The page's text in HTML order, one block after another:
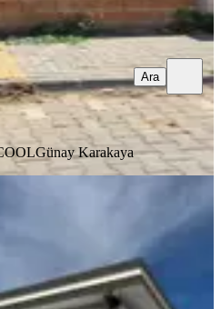
Günay Karakaya
Ara
·09.07.2026